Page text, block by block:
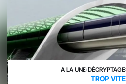
A LA UNE›
TROP